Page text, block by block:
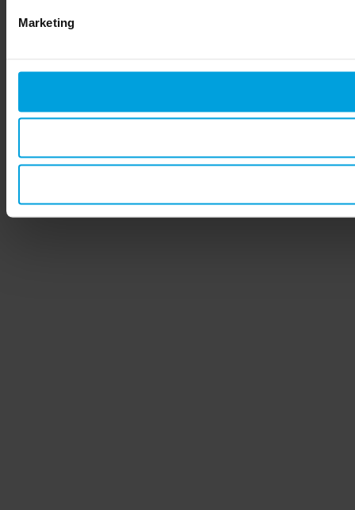
Marketing